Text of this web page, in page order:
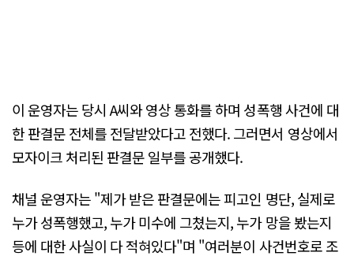
이 운영자는 당시 A씨와 영상 통화를 하며 성폭행 사건에 대
한 판결문 전체를 전달받았다고 전했다. 그러면서 영상에서
모자이크 처리된 판결문 일부를 공개했다.
채널 운영자는 "제가 받은 판결문에는 피고인 명단, 실제로
누가 성폭행했고, 누가 미수에 그쳤는지, 누가 망을 봤는지
등에 대한 사실이 다 적혀있다"며 "여러분이 사건번호로 조